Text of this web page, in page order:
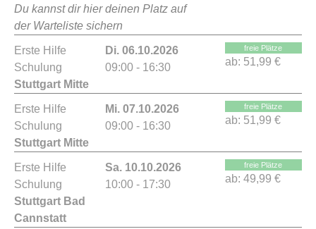
Du kannst dir hier deinen Platz auf
der Warteliste sichern
Erste Hilfe
Schulung
Stuttgart Mitte
Di. 06.10.2026
09:00 - 16:30
freie Plätze
ab: 51,99 €
Erste Hilfe
Schulung
Stuttgart Mitte
Mi. 07.10.2026
09:00 - 16:30
freie Plätze
ab: 51,99 €
Erste Hilfe
Schulung
Stuttgart Bad
Cannstatt
Sa. 10.10.2026
10:00 - 17:30
freie Plätze
ab: 49,99 €